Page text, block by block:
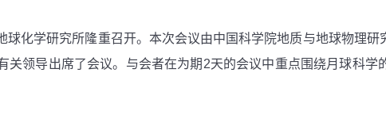
球化学研究所隆重召开。本次会议由中国科学院地质与地球物理研
关领导出席了会议。与会者在为期 2天的会议中重点围绕月球科学